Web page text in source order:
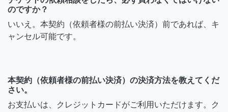
のですか？
いいえ。本契約（依頼者様の前払い決済）前であれば、キ
ャンセル可能です。
本契約（依頼者様の前払い決済）の決済方法を教えてくだ
さい。
お支払いは、クレジットカードがご利用いただけます。ク